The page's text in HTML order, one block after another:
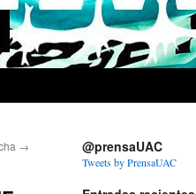
→ @prensaUAC
Tweets by PrensaUAC